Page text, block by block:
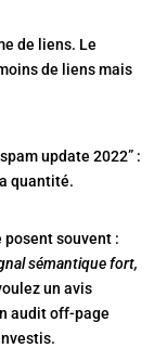
de liens. Le
de liens mais
update 2022” :
quantité.
posent souvent :
sémantique fort,
un avis
audit off-page